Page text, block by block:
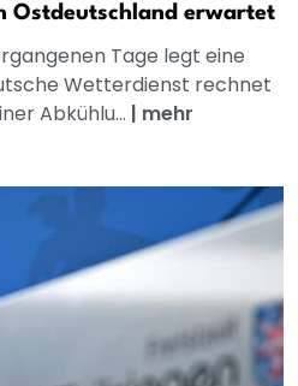
Ostdeutschland erwartet
Tage legt eine
Wetterdienst rechnet
Abkühlu... | mehr